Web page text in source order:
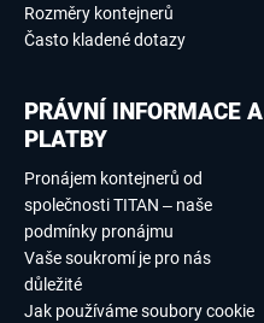
Rozměry kontejnerů
Často kladené dotazy
PRÁVNÍ INFORMACE A
PLATBY
Pronájem kontejnerů od
společnosti TITAN – naše
podmínky pronájmu
Vaše soukromí je pro nás
důležité
Jak používáme soubory cookie